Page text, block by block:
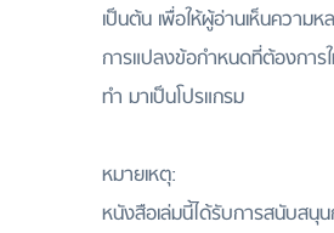
เป็นต้น เพื่อให้ผู้อ่านเห็นความห
การแปลงข้อกำหนดที่ต้องการ
ทำ มาเป็นโปรแกรม
หมายเหตุ:
หนังสือเล่มนี้ได้รับการสนับสนุ